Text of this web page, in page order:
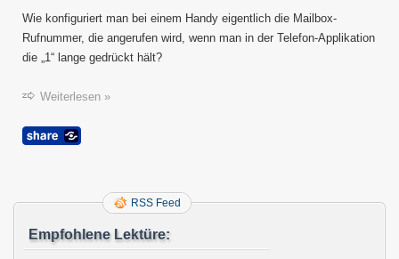
Wie konfiguriert man bei einem Handy eigentlich die Mailbox-
Rufnummer, die angerufen wird, wenn man in der Telefon-Applikation
die „1“ lange gedrückt hält?
Weiterlesen »
RSS Feed
Empfohlene Lektüre: